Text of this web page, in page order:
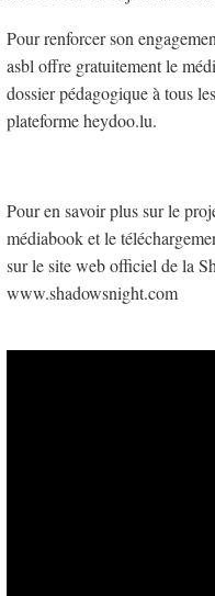
Pour renforcer son
asbl offre gratuitement le
dossier pédagogique à tous
plateforme heydoo.lu.
Pour en savoir plus sur le
médiabook et le
sur le site web officiel de la
www.shadowsnight.com